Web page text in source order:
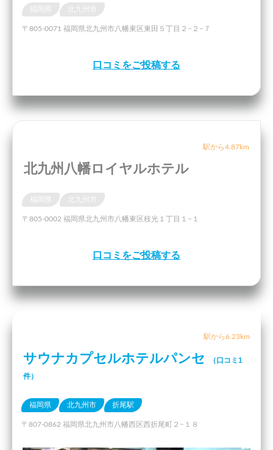
〒805-0071 福岡県北九州市八幡東区東田５丁目２−２−７
口コミをご投稿する
駅から4.87km
北九州八幡ロイヤルホテル
〒805-0002 福岡県北九州市八幡東区枝光１丁目１−１
口コミをご投稿する
駅から6.23km
サウナカプセルホテルパンセ
（口コミ1
件）
福岡県 北九州市 折尾駅
〒807-0862 福岡県北九州市八幡西区西折尾町２−１８